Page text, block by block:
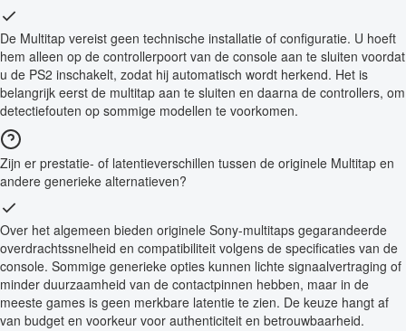
De Multitap vereist geen technische installatie of configuratie. U hoeft
hem alleen op de controllerpoort van de console aan te sluiten voordat
u de PS2 inschakelt, zodat hij automatisch wordt herkend. Het is
belangrijk eerst de multitap aan te sluiten en daarna de controllers, om
detectiefouten op sommige modellen te voorkomen.
Zijn er prestatie- of latentieverschillen tussen de originele Multitap en
andere generieke alternatieven?
Over het algemeen bieden originele Sony-multitaps gegarandeerde
overdrachtssnelheid en compatibiliteit volgens de specificaties van de
console. Sommige generieke opties kunnen lichte signaalvertraging of
minder duurzaamheid van de contactpinnen hebben, maar in de
meeste games is geen merkbare latentie te zien. De keuze hangt af
van budget en voorkeur voor authenticiteit en betrouwbaarheid.